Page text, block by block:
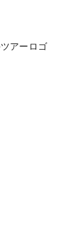
アーロゴ